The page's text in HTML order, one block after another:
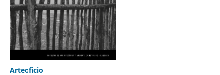
Arteoficio